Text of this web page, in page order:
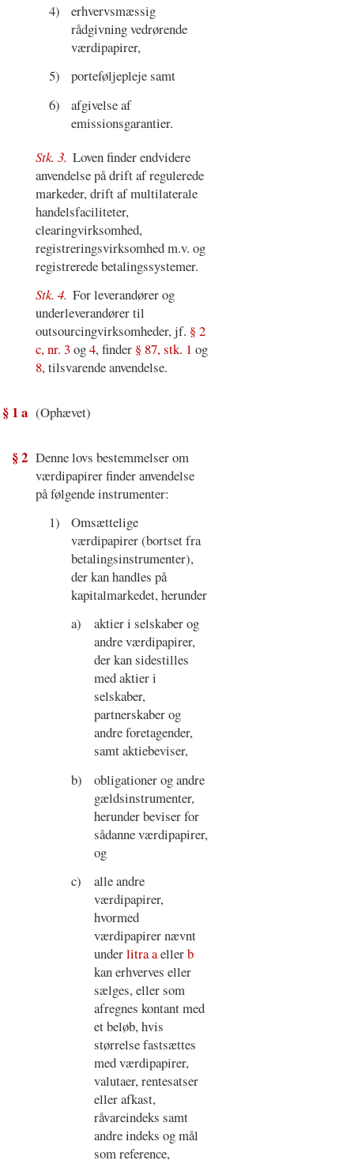
4)
erhvervsmæssig
rådgivning vedrørende
værdipapirer,
5)
porteføljepleje samt
6)
afgivelse af
emissionsgarantier.
Stk. 3. Loven finder endvidere
anvendelse på drift af regulerede
markeder, drift af multilaterale
handelsfaciliteter,
clearingvirksomhed,
registreringsvirksomhed m.v. og
registrerede betalingssystemer.
Stk. 4. For leverandører og
underleverandører til
outsourcingvirksomheder, jf. § 2
c, nr. 3og4, finder § 87, stk. 1 og
8, tilsvarende anvendelse.
§ 1 a (Ophævet)
§ 2 Denne lovs bestemmelser om
værdipapirer finder anvendelse
på følgende instrumenter:
1)
Omsættelige
værdipapirer (bortset fra
betalingsinstrumenter),
der kan handles på
kapitalmarkedet, herunder
a)
aktier i selskaber og
andre værdipapirer,
der kan sidestilles
med aktier i
selskaber,
partnerskaber og
andre foretagender,
samt aktiebeviser,
b)
obligationer og andre
gældsinstrumenter,
herunder beviser for
sådanne værdipapirer,
og
c)
alle andre
værdipapirer,
hvormed
værdipapirer nævnt
underlitra aellerb
kan erhverves eller
sælges, eller som
afregnes kontant med
et beløb, hvis
størrelse fastsættes
med værdipapirer,
valutaer, rentesatser
eller afkast,
råvareindeks samt
andre indeks og mål
som reference,